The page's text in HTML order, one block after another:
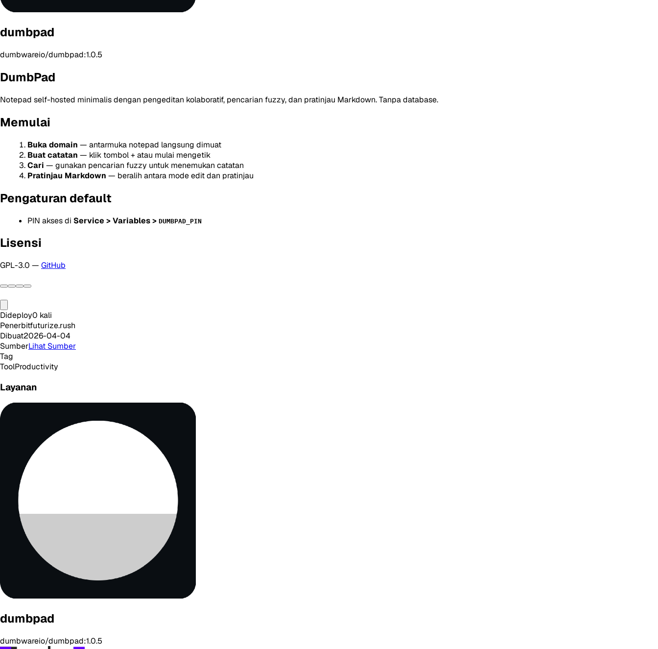
dumbpad
dumbwareio/dumbpad:1.0.5
DumbPad
Notepad self-hosted minimalis dengan pengeditan kolaboratif, pencarian fuzzy, dan pratinjau Markdown. Tanpa database.
Memulai
Buka domain — antarmuka notepad langsung dimuat
Buat catatan — klik tombol + atau mulai mengetik
Cari — gunakan pencarian fuzzy untuk menemukan catatan
Pratinjau Markdown — beralih antara mode edit dan pratinjau
Pengaturan default
PIN akses di Service > Variables > DUMBPAD_PIN
Lisensi
GPL-3.0 — GitHub
Dideploy0 kali
Penerbitfuturize.rush
Dibuat2026-04-04
SumberLihat Sumber
Tag
ToolProductivity
Layanan
dumbpad
dumbwareio/dumbpad:1.0.5